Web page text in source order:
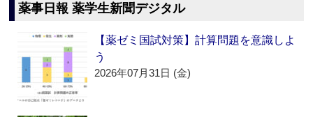
薬事日報 薬学生新聞デジタル
【薬ゼミ国試対策】計算問題を意識しよ
う
2026年07月31日 (金)